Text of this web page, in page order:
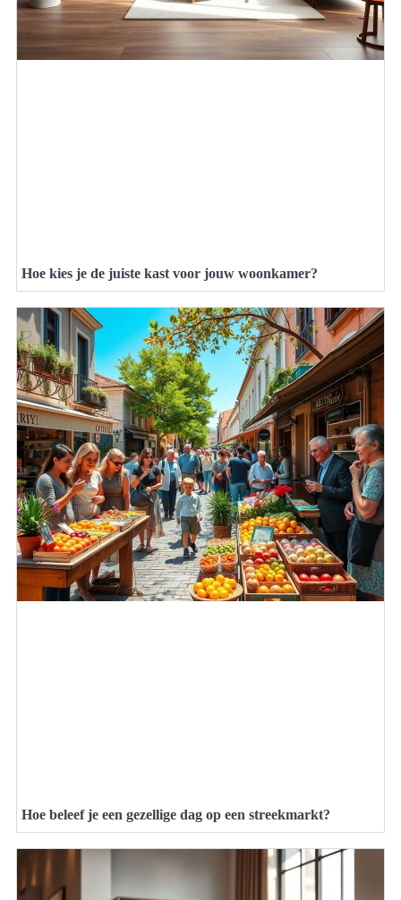
Hoe kies je de juiste kast voor jouw woonkamer?
Hoe beleef je een gezellige dag op een streekmarkt?